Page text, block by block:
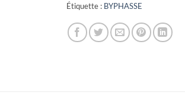
Étiquette : BYPHASSE